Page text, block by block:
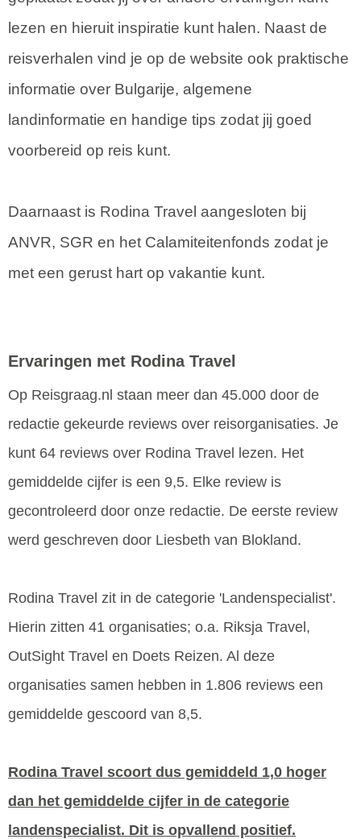
lezen en hieruit inspiratie kunt halen. Naast de
reisverhalen vind je op de website ook praktische
informatie over Bulgarije, algemene
landinformatie en handige tips zodat jij goed
voorbereid op reis kunt.
Daarnaast is Rodina Travel aangesloten bij
ANVR, SGR en het Calamiteitenfonds zodat je
met een gerust hart op vakantie kunt.
Ervaringen met Rodina Travel
Op Reisgraag.nl staan meer dan 45.000 door de
redactie gekeurde reviews over reisorganisaties. Je
kunt 64 reviews over Rodina Travel lezen. Het
gemiddelde cijfer is een 9,5. Elke review is
gecontroleerd door onze redactie. De eerste review
werd geschreven door Liesbeth van Blokland.
Rodina Travel zit in de categorie 'Landenspecialist'.
Hierin zitten 41 organisaties; o.a. Riksja Travel,
OutSight Travel en Doets Reizen. Al deze
organisaties samen hebben in 1.806 reviews een
gemiddelde gescoord van 8,5.
Rodina Travel scoort dus gemiddeld 1,0 hoger
dan het gemiddelde cijfer in de categorie
landenspecialist. Dit is opvallend positief.